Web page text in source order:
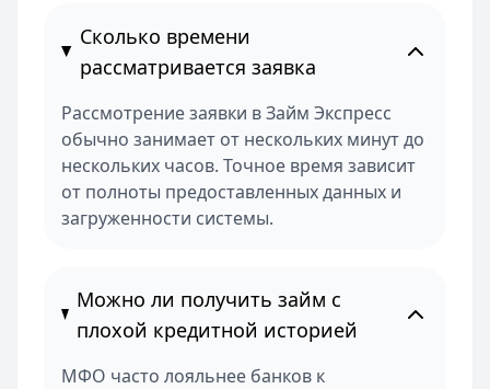
Сколько времени
рассматривается заявка
Рассмотрение заявки в Займ Экспресс
обычно занимает от нескольких минут до
нескольких часов. Точное время зависит
от полноты предоставленных данных и
загруженности системы.
Можно ли получить займ с
плохой кредитной историей
МФО часто лояльнее банков к